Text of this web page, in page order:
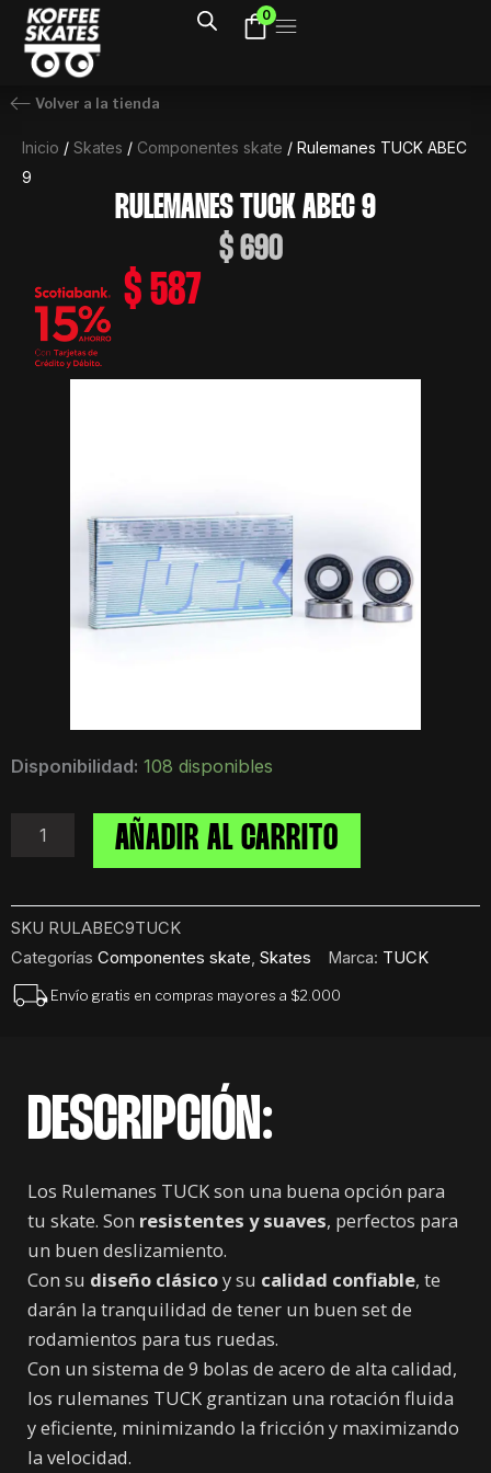
contenido
0
Volver a la tienda
Inicio / Skates / Componentes skate / Rulemanes TUCK ABEC
9
RULEMANES TUCK ABEC 9
$690
$ 587
Disponibilidad: 108 disponibles
Rulemanes
AÑADIR AL CARRITO
SKU RULABEC9TUCK
Categorías Componentes skate, Skates Marca: TUCK
Envío gratis en compras mayores a $2.000
DESCRIPCIÓN:
Los Rulemanes TUCK son una buena opción para
tu skate. Son resistentes y suaves, perfectos para
un buen deslizamiento.
Con su diseño clásicoy su calidad confiable, te
darán la tranquilidad de tener un buen set de
rodamientos para tus ruedas.
Con un sistema de 9 bolas de acero de alta calidad,
los rulemanes TUCK grantizan una rotación fluida
y eficiente, minimizando la fricción y maximizando
la velocidad.